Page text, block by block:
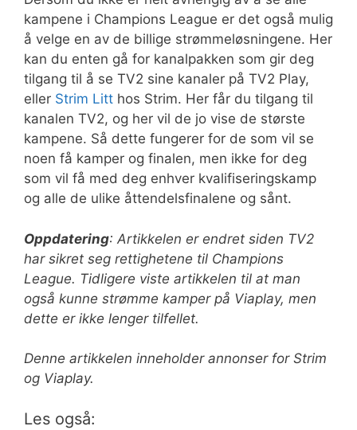
kampene i Champions League er det også mulig
å velge en av de billige strømmeløsningene. Her
kan du enten gå for kanalpakken som gir deg
tilgang til å se TV2 sine kanaler på TV2 Play,
eller Strim Litt hos Strim. Her får du tilgang til
kanalen TV2, og her vil de jo vise de største
kampene. Så dette fungerer for de som vil se
noen få kamper og finalen, men ikke for deg
som vil få med deg enhver kvalifiseringskamp
og alle de ulike åttendelsfinalene og sånt.
Oppdatering: Artikkelen er endret siden TV2
har sikret seg rettighetene til Champions
League. Tidligere viste artikkelen til at man
også kunne strømme kamper på Viaplay, men
dette er ikke lenger tilfellet.
Denne artikkelen inneholder annonser for Strim
og Viaplay.
Les også: